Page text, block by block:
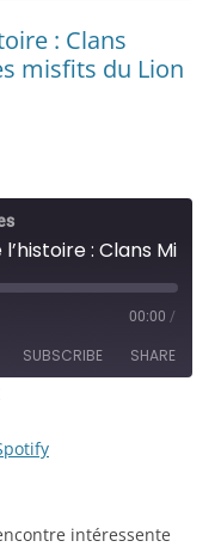
: Clans
misfits du Lion
00:00 /
SUBSCRIBE SHARE
intéressente